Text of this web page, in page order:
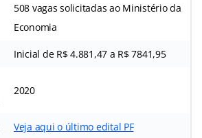
508 vagas solicitadas ao Ministério da
Economia
Inicial de R$ 4.881,47 a R$ 7841,95
2020
Veja aqui o último edital PF